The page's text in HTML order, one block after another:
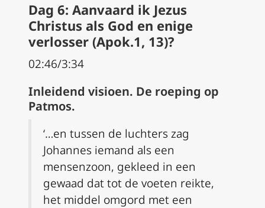
Dag 6: Aanvaard ik Jezus
Christus als God en enige
verlosser (Apok.1, 13)?
02:46/3:34
Inleidend visioen. De roeping op
Patmos.
‘…en tussen de luchters zag
Johannes iemand als een
mensenzoon, gekleed in een
gewaad dat tot de voeten reikte,
het middel omgord met een